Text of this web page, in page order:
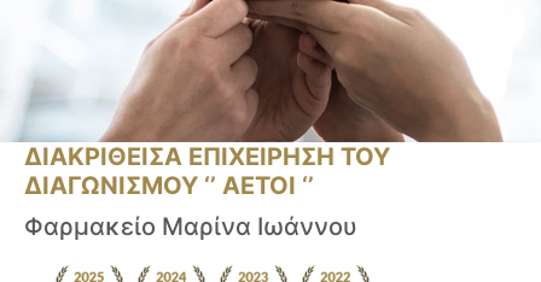
ΔΙΑΚΡΙΘΕΙΣΑ ΕΠΙΧΕΙΡΗΣΗ ΤΟΥ
ΔΙΑΓΩΝΙΣΜΟΥ ‘’ ΑΕΤΟΙ ‘’
Φαρμακείο Μαρίνα Ιωάννου